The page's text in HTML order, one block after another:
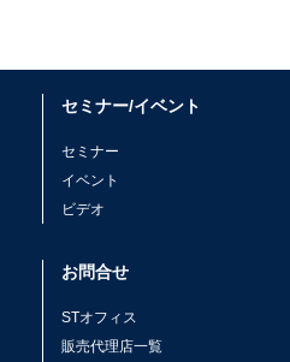
セミナー/イベント
セミナー
イベント
ビデオ
お問合せ
STオフィス
販売代理店一覧